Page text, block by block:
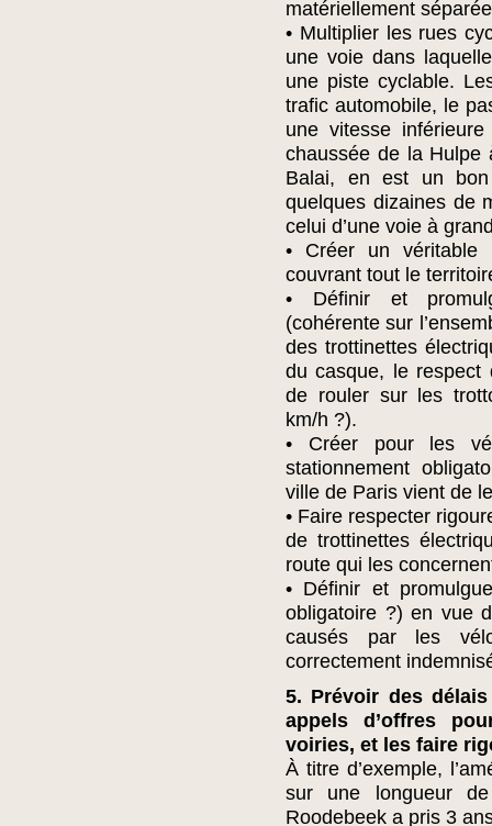
matériellement
• Multiplier les rues
une voie dans
une piste cyclable.
trafic automobile, le
une vitesse
chaussée de la Hulpe
Balai, en est un
quelques dizaines de
celui d’une voie à
• Créer un véritable
couvrant tout le
• Définir et
(cohérente sur
des trottinettes
du casque, le respect
de rouler sur les
km/h ?).
• Créer pour les
stationnement
ville de Paris vient de
• Faire respecter
de trottinettes
route qui les
• Définir et
obligatoire ?) en vue
causés par les
correctement
5. Prévoir des
appels d’offres
voiries, et les faire
À titre d’exemple,
sur une longueur
Roodebeek a pris 3